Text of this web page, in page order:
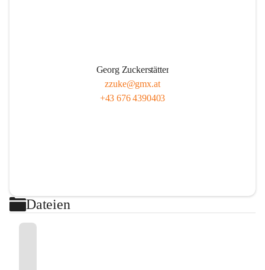
Georg Zuckerstätter
zzuke@gmx.at
+43 676 4390403
Dateien